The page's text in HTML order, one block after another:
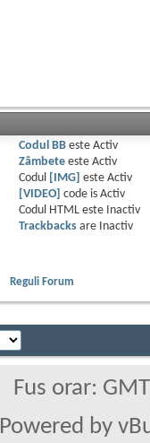
Codul BBeste Activ
Zâmbeteeste Activ
Codul
[IMG] este Activ
[VIDEO] code is Activ
Codul HTML este
Inactiv
Trackbacksare
Inactiv
Reguli Forum
Fus orar:
Powered by